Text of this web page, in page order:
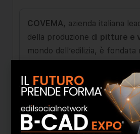
COVEMA, azienda italiana
della produzione di pitture e
mondo dell’edilizia, è fondata
Druento, Torino; nella stessa
oggi è presente il quartier
dell’Azienda col suo
direzionale. Con oltre 50
COVEMA è presente in
nazionaletramite